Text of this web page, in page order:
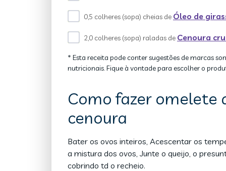
0,5 colheres (sopa) cheias de Óleo de
2,0 colheres (sopa) raladas de Cenoura
* Esta receita pode conter sugestões de marcas
nutricionais. Fique à vontade para escolher o
Como fazer omelete
cenoura
Bater os ovos inteiros, Acescentar os
a mistura dos ovos, Junte o queijo, o
cobrindo td o recheio.